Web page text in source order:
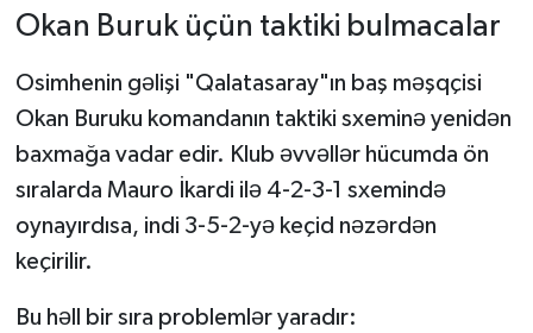
Okan Buruk üçün taktiki bulmacalar
Osimhenin gəlişi "Qalatasaray"ın baş məşqçisi
Okan Buruku komandanın taktiki sxeminə yenidən
baxmağa vadar edir. Klub əvvəllər hücumda ön
sıralarda Mauro İkardi ilə 4-2-3-1 sxemində
oynayırdısa, indi 3-5-2-yə keçid nəzərdən
keçirilir.
Bu həll bir sıra problemlər yaradır: